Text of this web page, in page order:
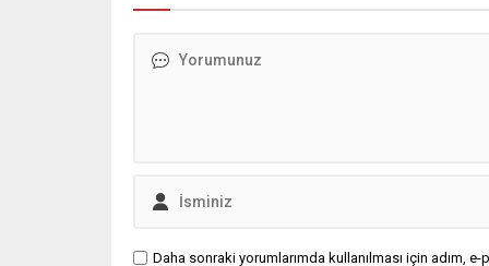
sahibinin başvuru şartını otomatik
Müsteşarlığına bağlı ilgili
kararı
Daha sonraki yorumlarımda kullanılması için adım,